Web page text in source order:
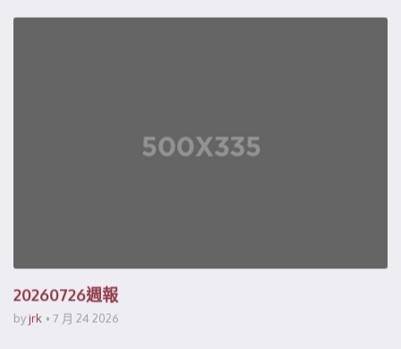
20260726週報
by jrk 7 月 24 2026